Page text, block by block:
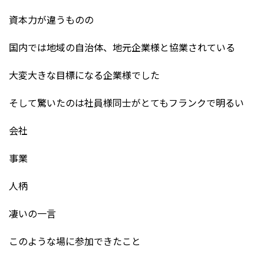
資本力が違うものの
国内では地域の自治体、地元企業様と協業されている
大変大きな目標になる企業様でした
そして驚いたのは社員様同士がとてもフランクで明るい
会社
事業
人柄
凄いの一言
このような場に参加できたこと